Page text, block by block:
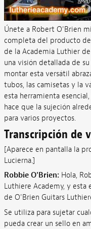
Únete a Robert O'Brien
completa del producto
de la Academia Luthier
una visión detallada de
montar esta versátil
tubos, las camisetas y la
esta herramienta
hace que la sujeción
para varios proyectos.
Transcripción de
[Aparece en pantalla la
Lucierna.]
Robbie O'Brien: Hola,
Luthiere Academy, y esta
de O'Brien Guitars
Se utiliza para sujetar
pueda crear un sello en